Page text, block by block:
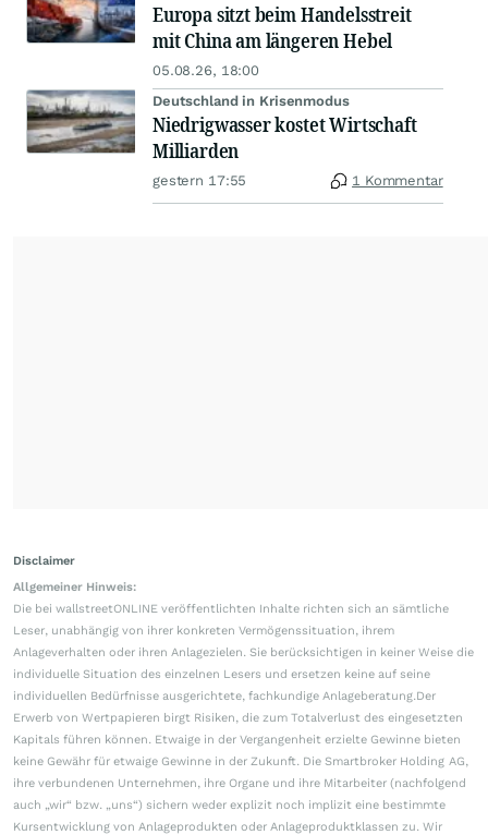
Europa sitzt beim Handelsstreit
mit China am längeren Hebel
05.08.26, 18:00
Deutschland in Krisenmodus
Niedrigwasser kostet Wirtschaft
Milliarden
gestern 17:55 1 Kommentar
Disclaimer
Allgemeiner Hinweis:
Die bei wallstreetONLINE veröffentlichten Inhalte richten sich an sämtliche
Leser, unabhängig von ihrer konkreten Vermögenssituation, ihrem
Anlageverhalten oder ihren Anlagezielen. Sie berücksichtigen in keiner Weise die
individuelle Situation des einzelnen Lesers und ersetzen keine auf seine
individuellen Bedürfnisse ausgerichtete, fachkundige Anlageberatung.Der
Erwerb von Wertpapieren birgt Risiken, die zum Totalverlust des eingesetzten
Kapitals führen können. Etwaige in der Vergangenheit erzielte Gewinne bieten
keine Gewähr für etwaige Gewinne in der Zukunft. Die Smartbroker Holding AG,
ihre verbundenen Unternehmen, ihre Organe und ihre Mitarbeiter (nachfolgend
auch „wir“ bzw. „uns“) sichern weder explizit noch implizit eine bestimmte
Kursentwicklung von Anlageprodukten oder Anlageproduktklassen zu. Wir